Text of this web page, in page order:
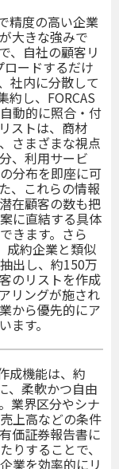
精度の高い企業
大きな強みで
、自社の顧客リ
ードするだけ
社内に分散して
約し、FORCAS
動的に照合・付
ストは、商材
さまざまな視点
、利用サービ
分布を即座に可
、これらの情報
在顧客の数も把
に直結する具体
きます。さら
成約企業と類似
出し、約150万
のリストを作成
リングが施され
から優先的にア
ます。
成機能は、約
、柔軟かつ自由
業界区分やシナ
上高などの条件
価証券報告書に
りすることで、
業を効率的にリ